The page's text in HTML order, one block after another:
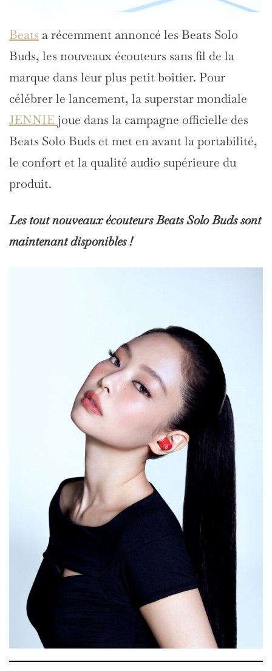
Beats a récemment annoncé les Beats Solo
Buds, les nouveaux écouteurs sans fil de la
marque dans leur plus petit boîtier. Pour
célébrer le lancement, la superstar mondiale
JENNIE joue dans la campagne officielle des
Beats Solo Buds et met en avant la portabilité,
le confort et la qualité audio supérieure du
produit.
Les tout nouveaux écouteurs Beats Solo Buds sont
maintenant disponibles !